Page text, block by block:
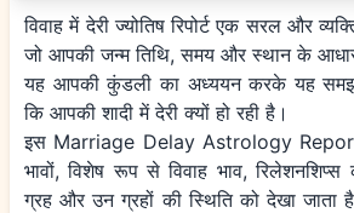
विवाह में देरी ज्योतिष रिपोर्ट एक सरल और
जो आपकी जन्म तिथि, समय और स्थान के आधार
यह आपकी कुंडली का अध्ययन करके यह
कि आपकी शादी में देरी क्यों हो रही है।
इस Marriage Delay Astrology
भावों, विशेष रूप से विवाह भाव,
ग्रह और उन ग्रहों की स्थिति को देखा जाता